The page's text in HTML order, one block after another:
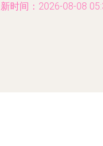
时间：2026-08-08